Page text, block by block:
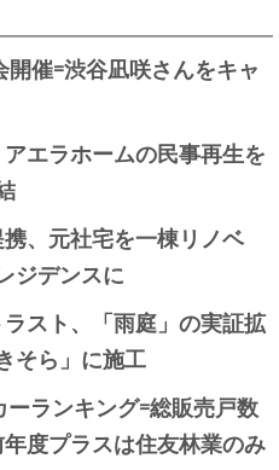
催=渋谷凪咲さんをキャ
エラホームの民事再生を
、元社宅を一棟リノベ
ジデンスに
スト、「雨庭」の実証拡
そら」に施工
ランキング=総販売戸数
度プラスは住友林業のみ